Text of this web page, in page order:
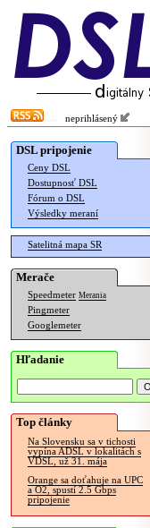
neprihlásený
DSL pripojenie
Ceny DSL
Dostupnosť DSL
Fórum o DSL
Výsledky meraní
Satelitná mapa SR
Merače
Speedmeter Merania
Pingmeter
Googlemeter
Hľadanie
Top články
Na Slovensku sa v tichosti
vypína ADSL v lokalitách s
VDSL, už 31. mája
Orange sa doťahuje na UPC
a O2, spustí 2.5 Gbps
pripojenie